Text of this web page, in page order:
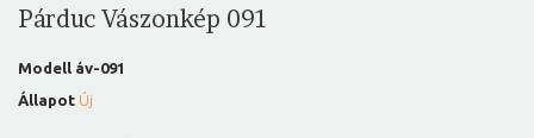
Párduc Vászonkép 091
Modell áv-091
Állapot Új